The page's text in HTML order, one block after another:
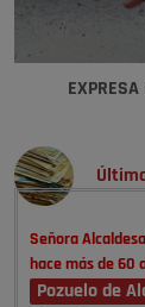
Señora
hace más de 60
Pozuelo de